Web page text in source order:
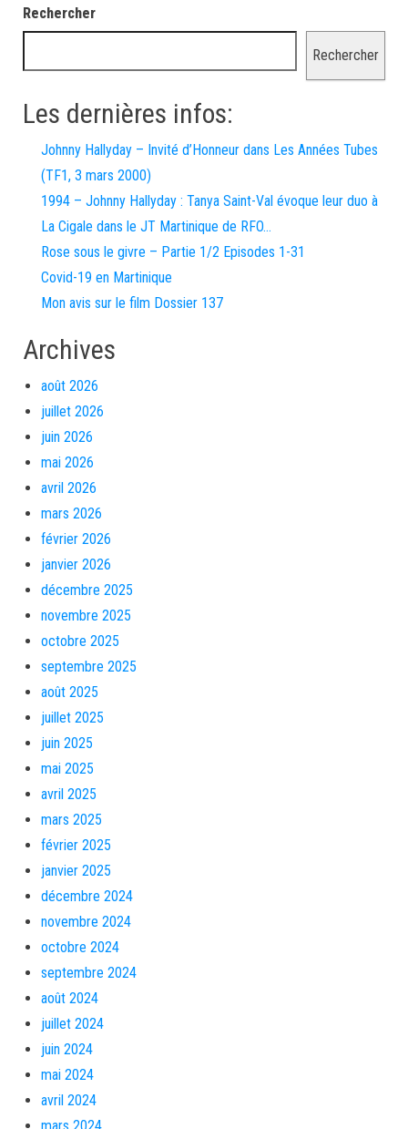
Rechercher
Rechercher
Les dernières infos:
Johnny Hallyday – Invité d’Honneur dans Les Années Tubes
(TF1, 3 mars 2000)
1994 – Johnny Hallyday : Tanya Saint-Val évoque leur duo à
La Cigale dans le JT Martinique de RFO…
Rose sous le givre – Partie 1/2 Episodes 1-31
Covid-19 en Martinique
Mon avis sur le film Dossier 137
Archives
août 2026
juillet 2026
juin 2026
mai 2026
avril 2026
mars 2026
février 2026
janvier 2026
décembre 2025
novembre 2025
octobre 2025
septembre 2025
août 2025
juillet 2025
juin 2025
mai 2025
avril 2025
mars 2025
février 2025
janvier 2025
décembre 2024
novembre 2024
octobre 2024
septembre 2024
août 2024
juillet 2024
juin 2024
mai 2024
avril 2024